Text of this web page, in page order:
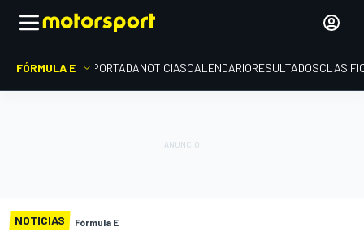
FÓRMULA E PORTADANOTICIASCALENDARIORESULTADOS
NOTICIAS Fórmula E